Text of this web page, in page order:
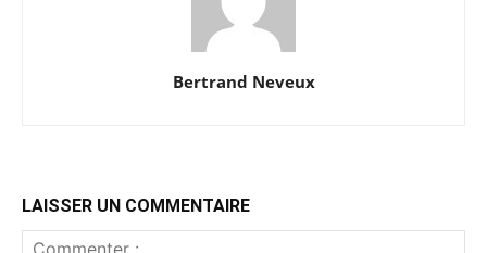
Bertrand Neveux
LAISSER UN COMMENTAIRE